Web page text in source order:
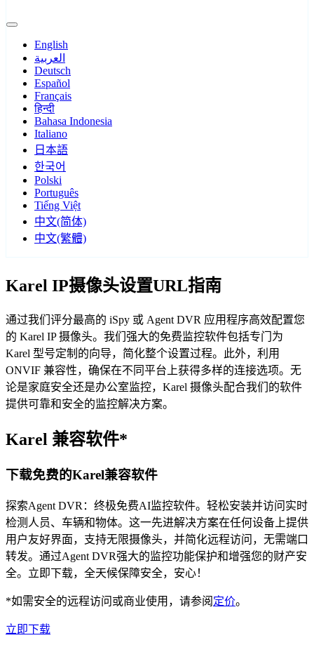
English
العربية
Deutsch
Español
Français
हिन्दी
Bahasa Indonesia
Italiano
日本語
한국어
Polski
Português
Tiếng Việt
中文(简体)
中文(繁體)
Karel IP摄像头设置URL指南
通过我们评分最高的 iSpy 或 Agent DVR 应用程序高效配置您
的 Karel IP 摄像头。我们强大的免费监控软件包括专门为
Karel 型号定制的向导，简化整个设置过程。此外，利用
ONVIF 兼容性，确保在不同平台上获得多样的连接选项。无
论是家庭安全还是办公室监控，Karel 摄像头配合我们的软件
提供可靠和安全的监控解决方案。
Karel 兼容软件*
下载免费的Karel兼容软件
探索Agent DVR：终极免费AI监控软件。轻松安装并访问实时
检测人员、车辆和物体。这一先进解决方案在任何设备上提供
用户友好界面，支持无限摄像头，并简化远程访问，无需端口
转发。通过Agent DVR强大的监控功能保护和增强您的财产安
全。立即下载，全天候保障安全，安心！
*如需安全的远程访问或商业使用，请参阅 定价。
立即下载